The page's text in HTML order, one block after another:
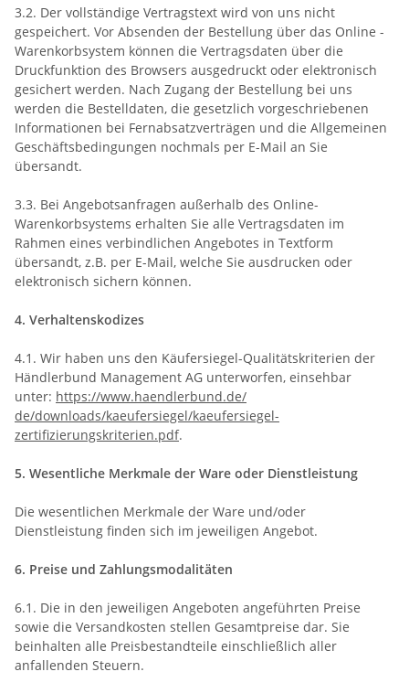
3.2. Der vollständige Vertragstext wird von uns nicht
gespeichert. Vor Absenden der Bestellung über das Online -
Warenkorbsystem können die Vertragsdaten über die
Druckfunktion des Browsers ausgedruckt oder elektronisch
gesichert werden. Nach Zugang der Bestellung bei uns
werden die Bestelldaten, die gesetzlich vorgeschriebenen
Informationen bei Fernabsatzverträgen und die Allgemeinen
Geschäftsbedingungen nochmals per E-Mail an Sie
übersandt.
3.3. Bei Angebotsanfragen außerhalb des Online-
Warenkorbsystems erhalten Sie alle Vertragsdaten im
Rahmen eines verbindlichen Angebotes in Textform
übersandt, z.B. per E-Mail, welche Sie ausdrucken oder
elektronisch sichern können.
4. Verhaltenskodizes
4.1. Wir haben uns den Käufersiegel-Qualitätskriterien der
Händlerbund Management AG unterworfen, einsehbar
unter: https://www.haendlerbund.de/
de/downloads/kaeufersiegel/kaeufersiegel-
zertifizierungskriterien.pdf.
5. Wesentliche Merkmale der Ware oder Dienstleistung
Die wesentlichen Merkmale der Ware und/oder
Dienstleistung finden sich im jeweiligen Angebot.
6. Preise und Zahlungsmodalitäten
6.1. Die in den jeweiligen Angeboten angeführten Preise
sowie die Versandkosten stellen Gesamtpreise dar. Sie
beinhalten alle Preisbestandteile einschließlich aller
anfallenden Steuern.